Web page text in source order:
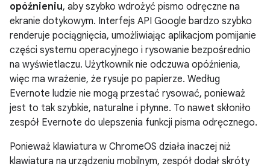
opóźnieniu, aby szybko wdrożyć pismo odręczne na
ekranie dotykowym. Interfejs API Google bardzo szybko
renderuje pociągnięcia, umożliwiając aplikacjom pomijanie
części systemu operacyjnego i rysowanie bezpośrednio
na wyświetlaczu. Użytkownik nie odczuwa opóźnienia,
więc ma wrażenie, że rysuje po papierze. Według
Evernote ludzie nie mogą przestać rysować, ponieważ
jest to tak szybkie, naturalne i płynne. To nawet skłoniło
zespół Evernote do ulepszenia funkcji pisma odręcznego.
Ponieważ klawiatura w ChromeOS działa inaczej niż
klawiatura na urządzeniu mobilnym, zespół dodał skróty